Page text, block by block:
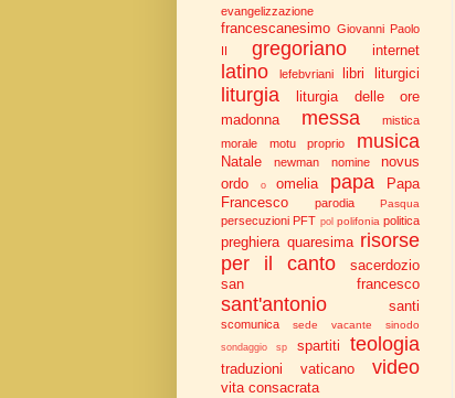
evangelizzazione
francescanesimo Giovanni Paolo
II
gregoriano internet
latino lefebvriani libri liturgici
liturgia
liturgia delle ore
madonna
messa
mistica
morale
motu proprio musica
Natale newman nomine
novus
ordo
o omelia papa
Papa
Francesco
parodia Pasqua
persecuzioni PFT pol polifonia politica
preghiera quaresima risorse
per il canto
sacerdozio
san francesco
sant'antonio santi
scomunica sede vacante sinodo
sondaggio sp spartiti teologia
traduzioni vaticano video
vita consacrata